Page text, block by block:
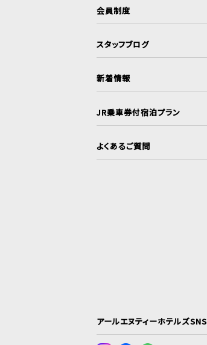
会員制度
スタッフブログ
新着情報
JR乗車券付宿泊プラン
よくあるご質問
アールエヌティーホテルズSNS